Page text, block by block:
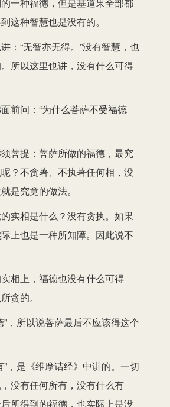
这种智慧也是没有的。
：“无智亦无得。”没有智慧，也
所以这里也讲，没有什么可得
前问：“为什么菩萨不受福德
菩提：菩萨所做的福德，最究
？不贪著、不执著任何相，没
是究竟的做法。
实相是什么？没有贪执。如果
上也是一种所知障。因此说不
相上，福德也没有什么可得
贪的。
”，所以说菩萨最后不应该得这个
”，是《维摩诘经》中讲的。一切
没有任何所有，没有什么有
所得到的福德，也实际上是没